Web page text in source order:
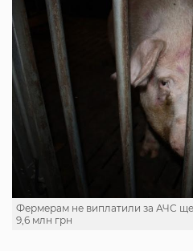
Фермерам не виплатили за АЧС ще
9,6 млн грн